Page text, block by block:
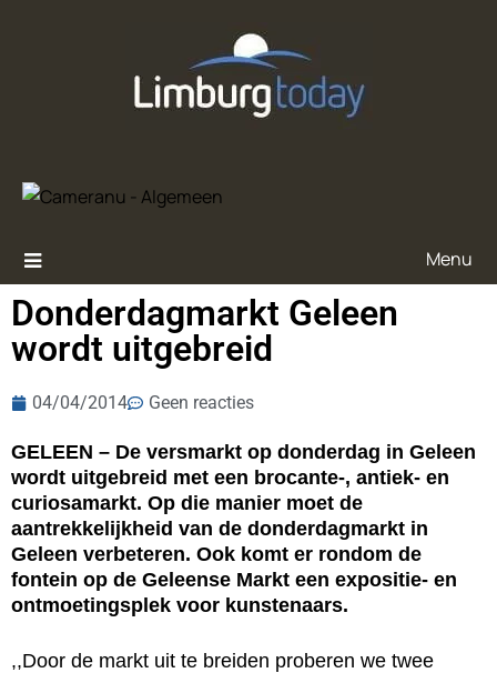
Menu
Donderdagmarkt Geleen
wordt uitgebreid
04/04/2014 Geen reacties
GELEEN – De versmarkt op donderdag in Geleen
wordt uitgebreid met een brocante-, antiek- en
curiosamarkt. Op die manier moet de
aantrekkelijkheid van de donderdagmarkt in
Geleen verbeteren. Ook komt er rondom de
fontein op de Geleense Markt een expositie- en
ontmoetingsplek voor kunstenaars.
,,Door de markt uit te breiden proberen we twee